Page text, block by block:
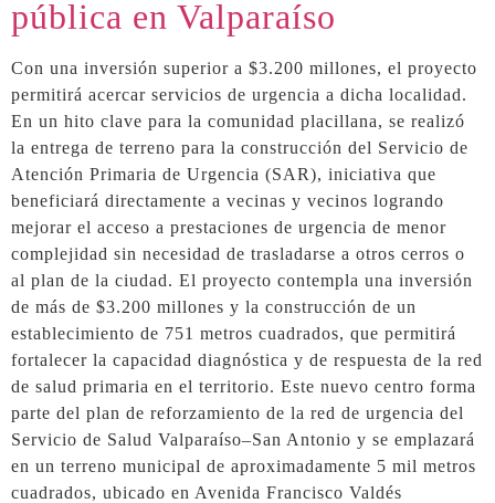
pública en Valparaíso
Con una inversión superior a $3.200 millones, el proyecto
permitirá acercar servicios de urgencia a dicha localidad.
En un hito clave para la comunidad placillana, se realizó
la entrega de terreno para la construcción del Servicio de
Atención Primaria de Urgencia (SAR), iniciativa que
beneficiará directamente a vecinas y vecinos logrando
mejorar el acceso a prestaciones de urgencia de menor
complejidad sin necesidad de trasladarse a otros cerros o
al plan de la ciudad. El proyecto contempla una inversión
de más de $3.200 millones y la construcción de un
establecimiento de 751 metros cuadrados, que permitirá
fortalecer la capacidad diagnóstica y de respuesta de la red
de salud primaria en el territorio. Este nuevo centro forma
parte del plan de reforzamiento de la red de urgencia del
Servicio de Salud Valparaíso–San Antonio y se emplazará
en un terreno municipal de aproximadamente 5 mil metros
cuadrados, ubicado en Avenida Francisco Valdés